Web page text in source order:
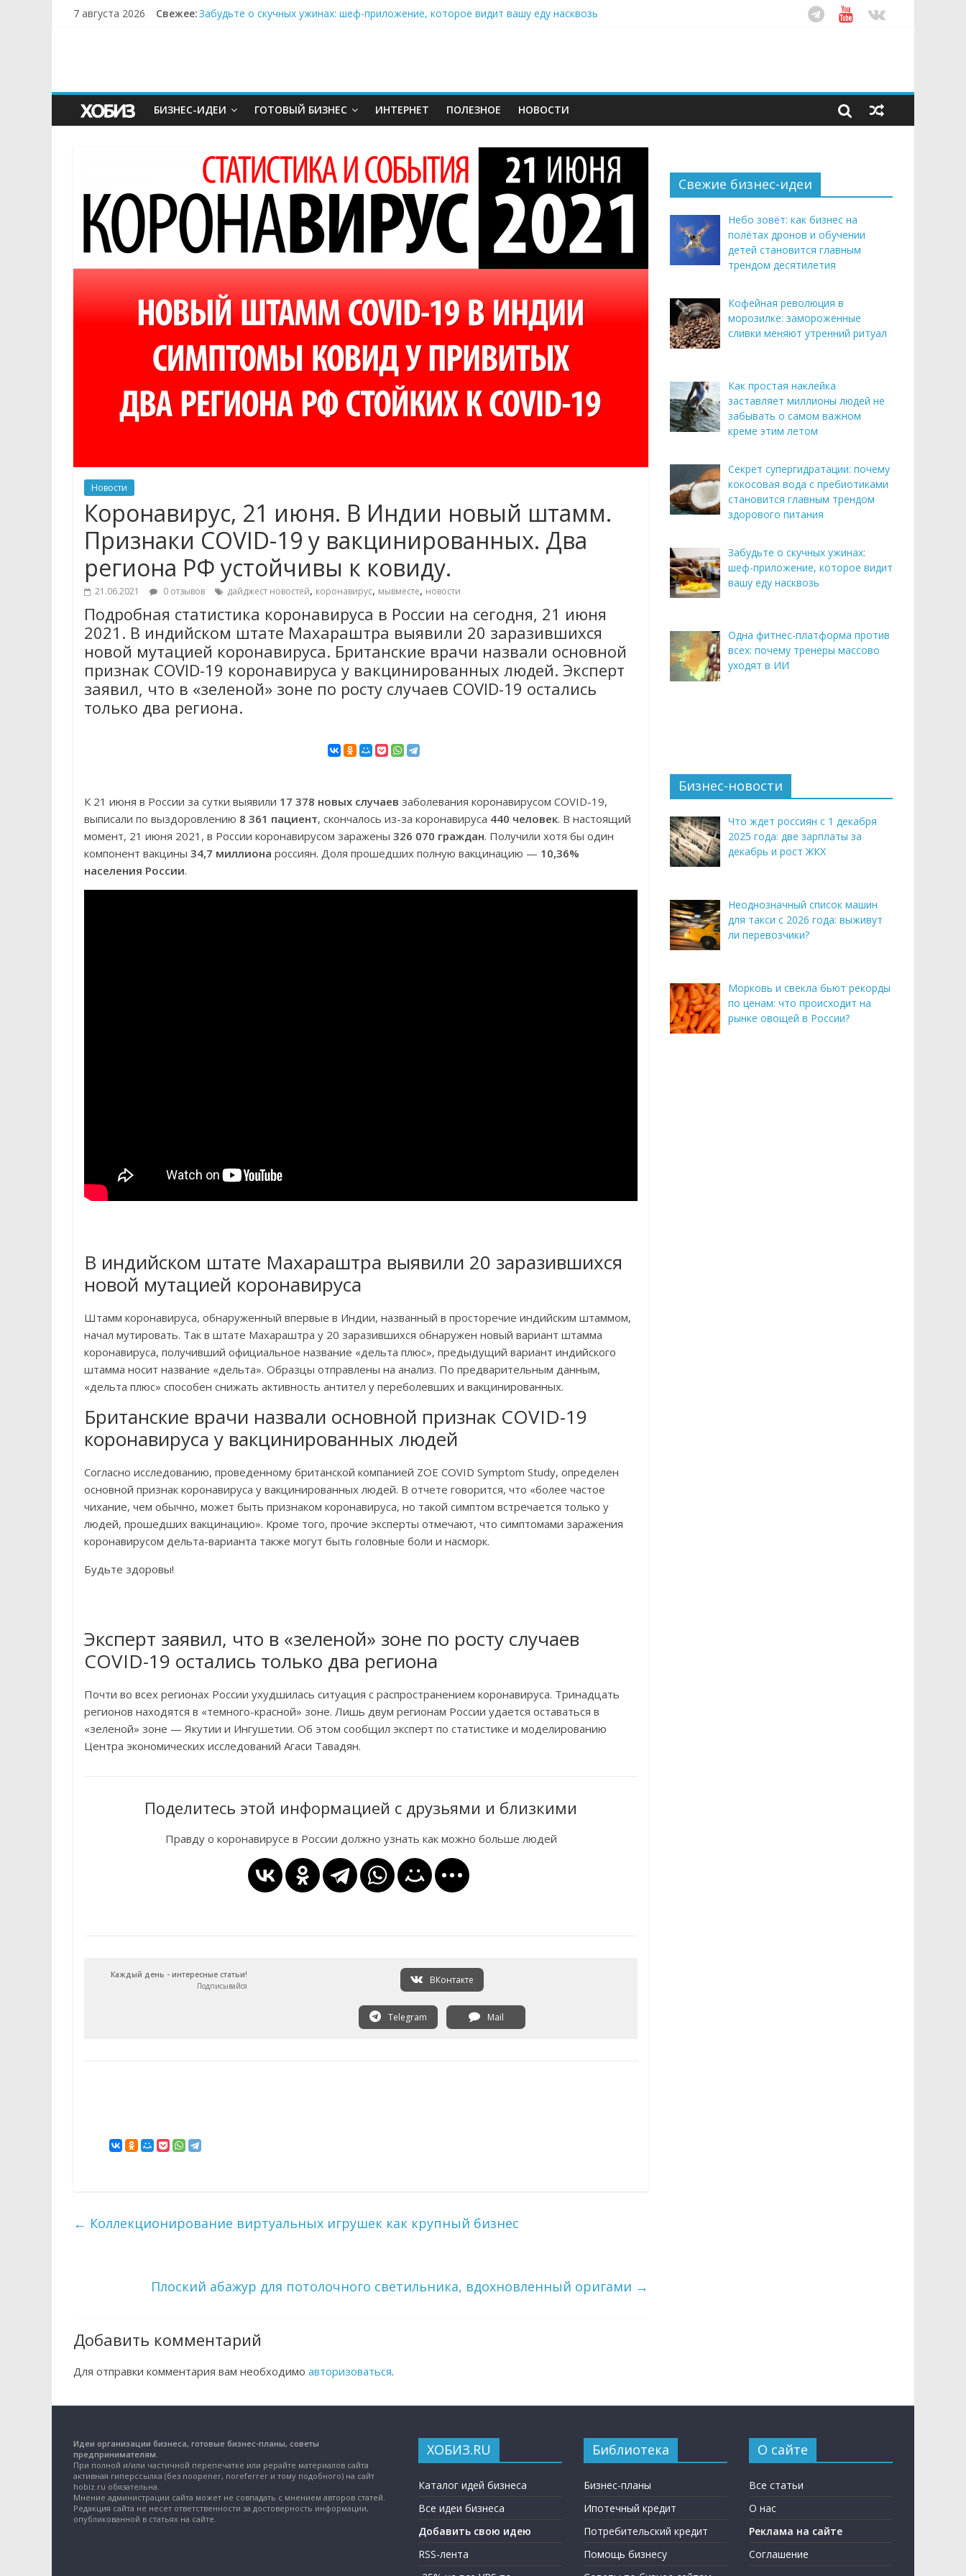
7 августа 2026 Свежее:Забудьте о скучных ужинах: шеф-приложение, которое видит вашу еду насквозь
БИЗНЕС-ИДЕИ ГОТОВЫЙ БИЗНЕС ИНТЕРНЕТ ПОЛЕЗНОЕ НОВОСТИ
Новости
Коронавирус, 21 июня. В Индии новый штамм.
Признаки COVID-19 у вакцинированных. Два
региона РФ устойчивы к ковиду.
21.06.2021 0 отзывов дайджест новостей, коронавирус, мывместе, новости
Подробная статистика коронавируса в России на сегодня, 21 июня
2021. В индийском штате Махараштра выявили 20 заразившихся
новой мутацией коронавируса. Британские врачи назвали основной
признак COVID-19 коронавируса у вакцинированных людей. Эксперт
заявил, что в «зеленой» зоне по росту случаев COVID-19 остались
только два региона.
К 21 июня в России за сутки выявили 17 378 новых случаев заболевания коронавирусом COVID-19,
выписали по выздоровлению 8 361 пациент, скончалось из-за коронавируса 440 человек. В настоящий
момент, 21 июня 2021, в России коронавирусом заражены 326 070 граждан. Получили хотя бы один
компонент вакцины 34,7 миллиона россиян. Доля прошедших полную вакцинацию — 10,36%
населения России.
В индийском штате Махараштра выявили 20 заразившихся
новой мутацией коронавируса
Штамм коронавируса, обнаруженный впервые в Индии, названный в просторечие индийским штаммом,
начал мутировать. Так в штате Махараштра у 20 заразившихся обнаружен новый вариант штамма
коронавируса, получивший официальное название «дельта плюс», предыдущий вариант индийского
штамма носит название «дельта». Образцы отправлены на анализ. По предварительным данным,
«дельта плюс» способен снижать активность антител у переболевших и вакцинированных.
Британские врачи назвали основной признак COVID-19
коронавируса у вакцинированных людей
Согласно исследованию, проведенному британской компанией ZOE COVID Symptom Study, определен
основной признак коронавируса у вакцинированных людей. В отчете говорится, что «более частое
чихание, чем обычно, может быть признаком коронавируса, но такой симптом встречается только у
людей, прошедших вакцинацию». Кроме того, прочие эксперты отмечают, что симптомами заражения
коронавирусом дельта-варианта также могут быть головные боли и насморк.
Будьте здоровы!
Эксперт заявил, что в «зеленой» зоне по росту случаев
COVID-19 остались только два региона
Почти во всех регионах России ухудшилась ситуация с распространением коронавируса. Тринадцать
регионов находятся в «темного-красной» зоне. Лишь двум регионам России удается оставаться в
«зеленой» зоне — Якутии и Ингушетии. Об этом сообщил эксперт по статистике и моделированию
Центра экономических исследований Агаси Тавадян.
Поделитесь этой информацией с друзьями и близкими
Правду о коронавирусе в России должно узнать как можно больше людей
Каждый день - интересные статьи!
Подписывайся
ВКонтакте
Telegram Mail
← Коллекционирование виртуальных игрушек как крупный бизнес
Плоский абажур для потолочного светильника, вдохновленный оригами →
Добавить комментарий
Для отправки комментария вам необходимо авторизоваться.
Свежие бизнес-идеи
Небо зовёт: как бизнес на
полётах дронов и обучении
детей становится главным
трендом десятилетия
Кофейная революция в
морозилке: замороженные
сливки меняют утренний ритуал
Как простая наклейка
заставляет миллионы людей не
забывать о самом важном
креме этим летом
Секрет супергидратации: почему
кокосовая вода с пребиотиками
становится главным трендом
здорового питания
Забудьте о скучных ужинах:
шеф-приложение, которое видит
вашу еду насквозь
Одна фитнес-платформа против
всех: почему тренеры массово
уходят в ИИ
Бизнес-новости
Что ждет россиян с 1 декабря
2025 года: две зарплаты за
декабрь и рост ЖКХ
Неоднозначный список машин
для такси с 2026 года: выживут
ли перевозчики?
Морковь и свекла бьют рекорды
по ценам: что происходит на
рынке овощей в России?
Идеи организации бизнеса, готовые бизнес-планы, советы
предпринимателям.
При полной и/или частичной перепечатке или рерайте материалов сайта
активная гиперссылка (без noopener, noreferrer и тому подобного) на сайт
hobiz.ru обязательна.
Мнение администрации сайта может не совпадать с мнением авторов статей.
Редакция сайта не несет ответственности за достоверность информации,
опубликованной в статьях на сайте.
ХОБИЗ.RU
Каталог идей бизнеса
Все идеи бизнеса
Добавить свою идею
RSS-лента
Библиотека
Бизнес-планы
Ипотечный кредит
Потребительский кредит
Помощь бизнесу
О сайте
Все статьи
О нас
Реклама на сайте
Соглашение